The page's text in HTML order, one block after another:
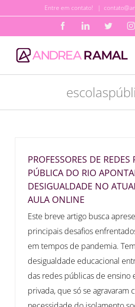
o
conteúdo
Entre em contato! |
FacebookLinkedInTwitter
PROFESSORES DE REDES
PÚBLICA DO RIO
DESIGUALDADE NO
AULA ONLINE
Este breve artigo busca
principais desafios
em tempos de pandemia.
desigualdade educacional
das redes públicas de ensino
privada, que só se agravaram